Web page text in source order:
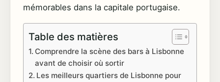
mémorables dans la capitale portugaise.
Table des matières
Comprendre la scène des bars à Lisbonne
avant de choisir où sortir
Les meilleurs quartiers de Lisbonne pour